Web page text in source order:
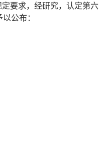
要求，经研究，认定第六
公布：